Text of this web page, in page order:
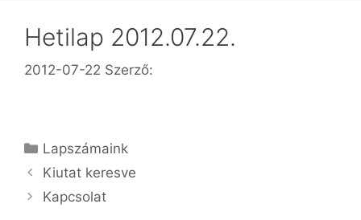
Hetilap 2012.07.22.
2012-07-22 Szerző:
Kategória
Lapszámaink
Kiutat keresve
Kapcsolat